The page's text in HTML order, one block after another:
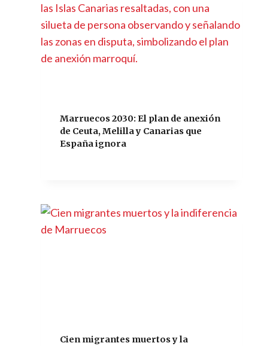
Marruecos 2030: El plan de anexión
de Ceuta, Melilla y Canarias que
España ignora
Cien migrantes muertos y la